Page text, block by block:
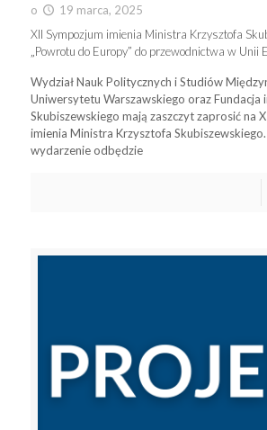
o
19 marca, 2025
XII Sympozjum imienia Ministra Krzysztofa
„Powrotu do Europy” do przewodnictwa w Unii
Wydział Nauk Politycznych i Studiów
Uniwersytetu Warszawskiego oraz Fundacja
Skubiszewskiego mają zaszczyt zaprosić na
imienia Ministra Krzysztofa
wydarzenie odbędzie